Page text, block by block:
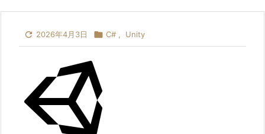
 2026年4月3日  C# , Unity